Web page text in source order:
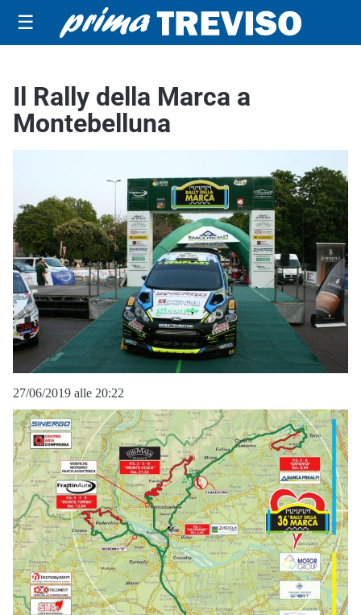
☰
Il Rally della Marca a
Montebelluna
27/06/2019 alle 20:22